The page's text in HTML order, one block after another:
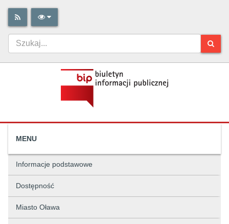
MENU
Informacje podstawowe
Dostępność
Miasto Oława